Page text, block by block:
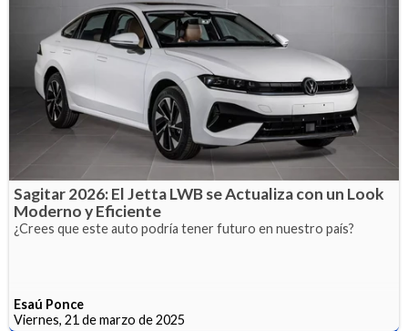
Sagitar 2026: El Jetta LWB se Actualiza con un Look
Moderno y Eficiente
¿Crees que este auto podría tener futuro en nuestro país?
Esaú Ponce
Viernes, 21 de marzo de 2025